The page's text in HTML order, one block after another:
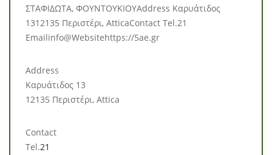
ΣΤΑΦΙΔΩΤΑ, ΦΟΥΝΤΟΥΚΙΟΥAddress Καρυάτιδος
1312135 Περιστέρι, AtticaContact Tel.21
Emailinfo@Websitehttps://5ae.gr
Address
Καρυάτιδος 13
12135 Περιστέρι, Attica
Contact
Tel.21